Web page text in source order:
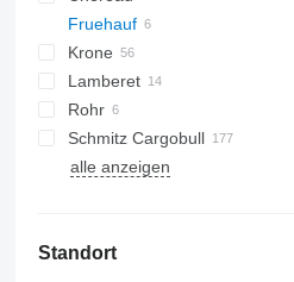
T-series
Fruehauf
Krone
SD
SDR
TKS
ZVKA
Lamberet
LVFS
SR2
MPS
Rohr
Schmitz Cargobull
KO
SCB
SPA
F-series
alle anzeigen
Standort